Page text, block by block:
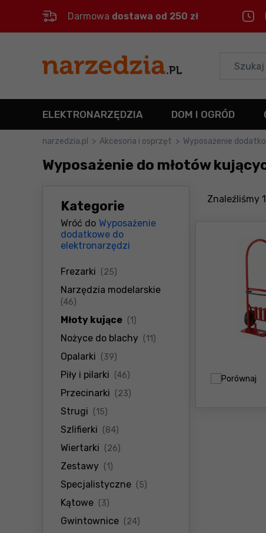
Menu główne
Filtry
Produkty
Stopka
Mapa strony
Darmowa dostawa od 250 zł
ELEKTRONARZĘDZIA DOM I OGRÓD
narzedzia.pl > Akcesoria i osprzęt > Wyposażenie
Wyposażenie do młotów
Kategorie
Wróć do Wyposażenie
dodatkowe do
elektronarzędzi
Frezarki (25)
Narzędzia modelarskie
(46)
Młoty kujące (1)
Nożyce do blachy (11)
Opalarki (39)
Piły i pilarki (46)
Przecinarki (23)
Strugi (15)
Szlifierki (84)
Wiertarki (26)
Zestawy (1)
Specjalistyczne (5)
Kątowe (3)
Gwintownice (24)
Znaleźliśmy 1
Porównaj